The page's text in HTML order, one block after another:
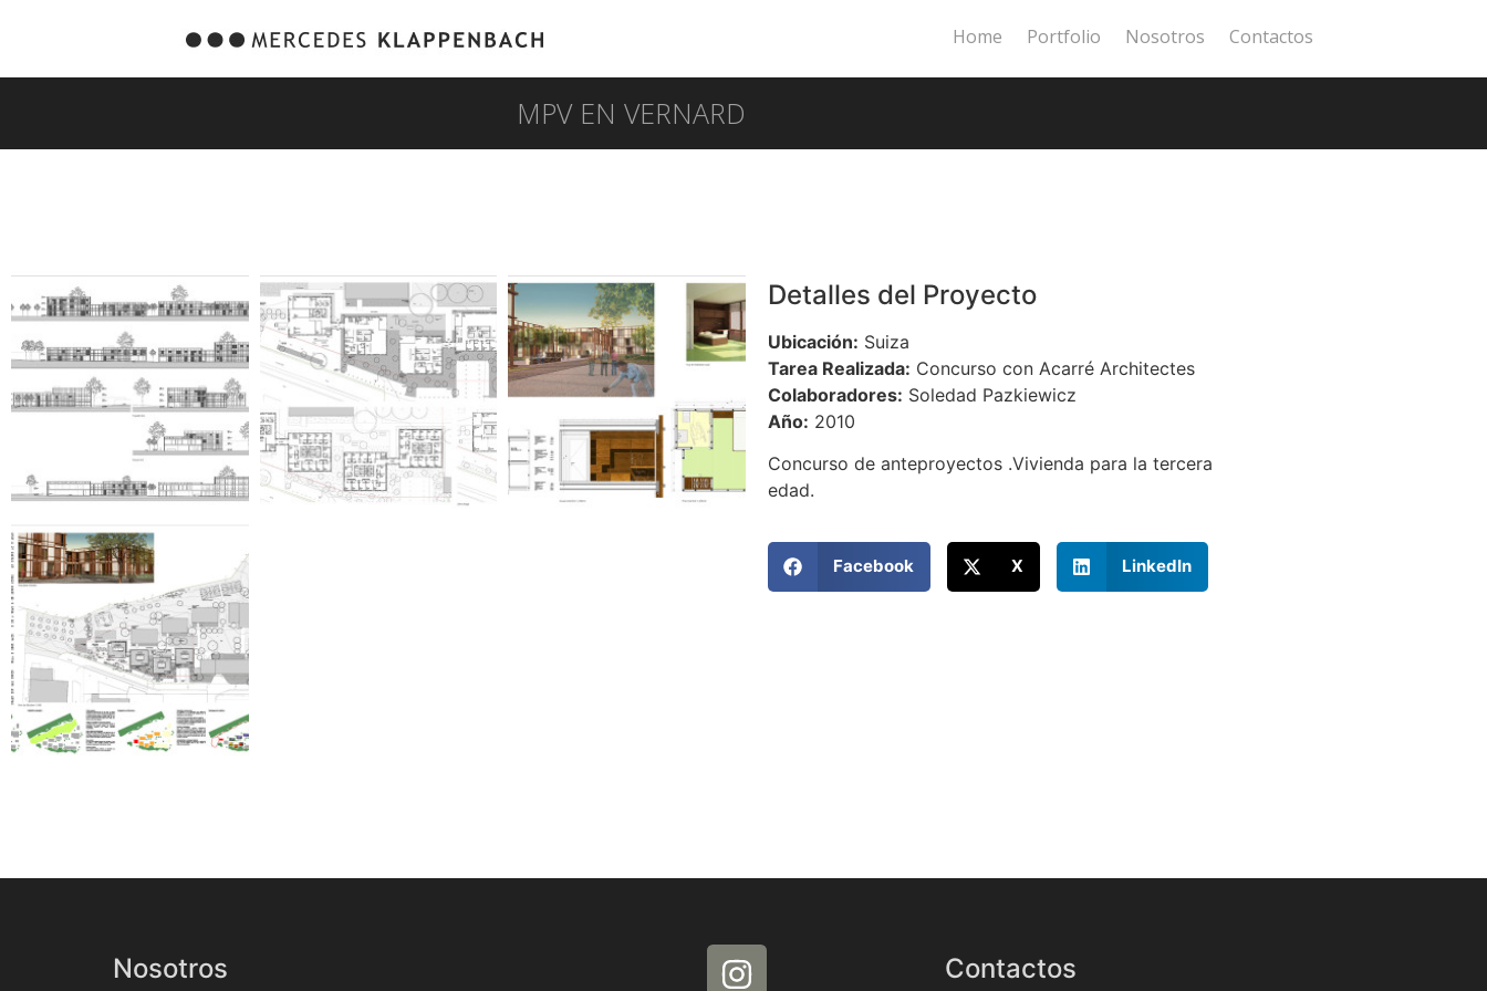
Home Portfolio Nosotros Contactos
MPV EN VERNARD
Detalles del Proyecto
Ubicación: Suiza
Tarea Realizada: Concurso con Acarré Architectes
Colaboradores: Soledad Pazkiewicz
Año: 2010
Concurso de anteproyectos .Vivienda para la tercera
edad.
Facebook X LinkedIn
Nosotros Contactos